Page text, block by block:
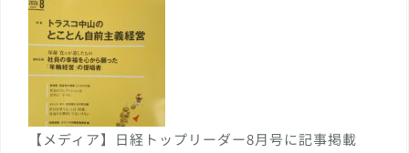
【メディア】日経トップリーダー8月号に記事掲載